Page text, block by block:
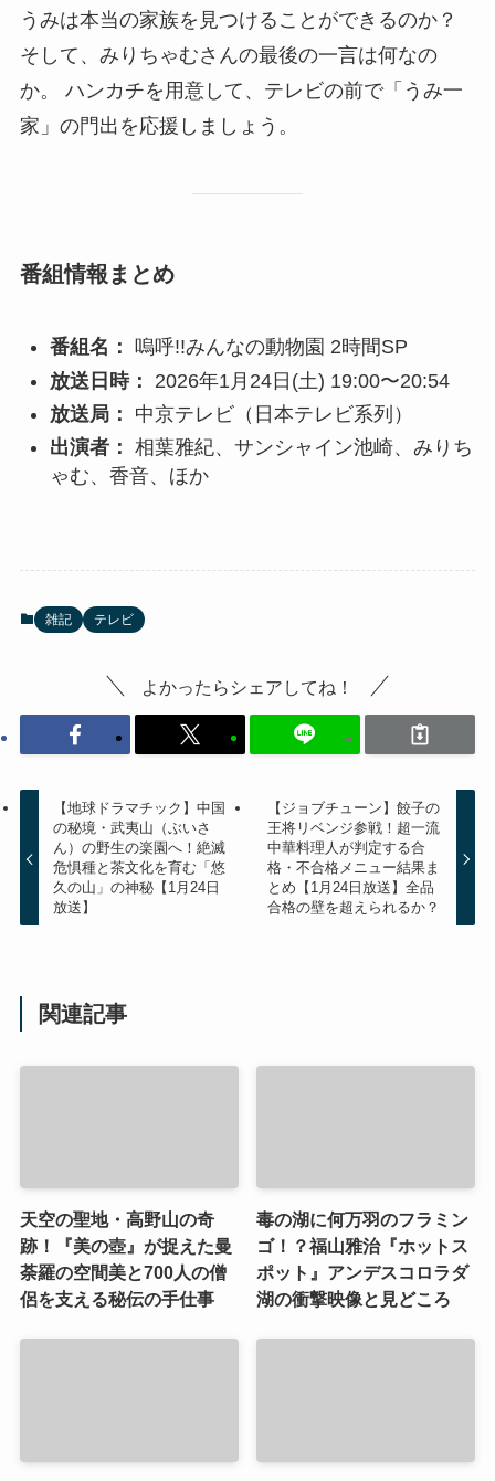
うみは本当の家族を見つけることができるのか？
そして、みりちゃむさんの最後の一言は何なの
か。 ハンカチを用意して、テレビの前で「うみ一
家」の門出を応援しましょう。
番組情報まとめ
番組名： 嗚呼!!みんなの動物園 2時間SP
放送日時：
2026年1月24日(土) 19:00〜20:54
放送局：
中京テレビ（日本テレビ系列）
出演者： 相葉雅紀、サンシャイン池崎、みりち
ゃむ、香音、ほか
雑記 テレビ
よかったらシェアしてね！
【地球ドラマチック】中国
の秘境・武夷山（ぶいさ
ん）の野生の楽園へ！絶滅
危惧種と茶文化を育む「悠
久の山」の神秘【1月24日
放送】
【ジョブチューン】餃子の
王将リベンジ参戦！超一流
中華料理人が判定する合
格・不合格メニュー結果ま
とめ【1月24日放送】全品
合格の壁を超えられるか？
関連記事
天空の聖地・高野山の奇
跡！『美の壺』が捉えた曼
荼羅の空間美と700人の僧
侶を支える秘伝の手仕事
毒の湖に何万羽のフラミン
ゴ！？福山雅治『ホットス
ポット』アンデスコロラダ
湖の衝撃映像と見どころ